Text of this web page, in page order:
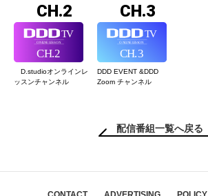
CH.2
D.studioオンラインレ
ッスンチャンネル
CH.3
DDD EVENT &DDD
Zoom チャンネル
配信番組一覧へ戻る